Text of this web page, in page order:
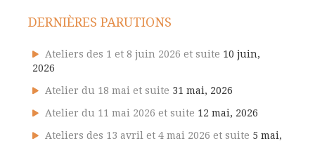
DERNIÈRES PARUTIONS
Ateliers des 1 et 8 juin 2026 et suite 10 juin,
2026
Atelier du 18 mai et suite 31 mai, 2026
Atelier du 11 mai 2026 et suite 12 mai, 2026
Ateliers des 13 avril et 4 mai 2026 et suite 5 mai,